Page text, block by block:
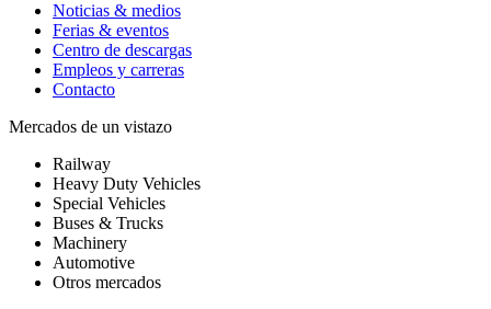
Noticias & medios
Ferias & eventos
Centro de descargas
Empleos y carreras
Contacto
Mercados de un vistazo
Railway
Heavy Duty Vehicles
Special Vehicles
Buses & Trucks
Machinery
Automotive
Otros mercados